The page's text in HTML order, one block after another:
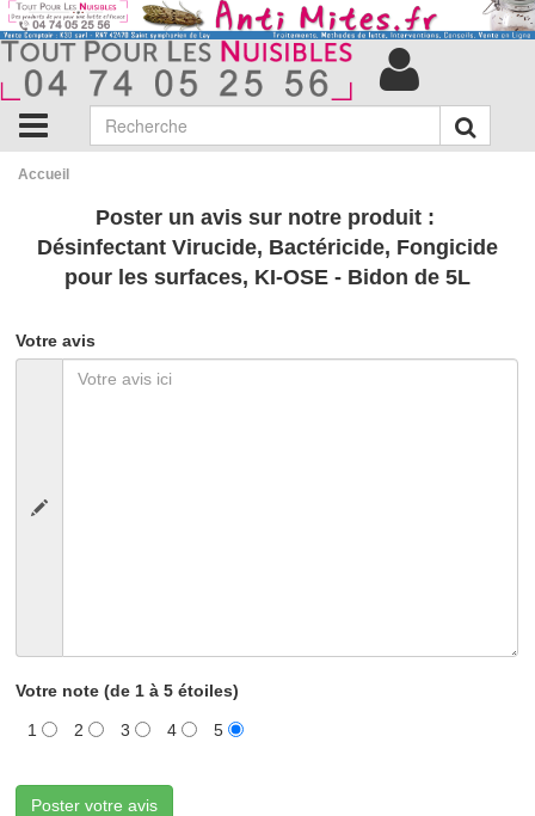
Accueil
Poster un avis sur notre produit :
Désinfectant Virucide, Bactéricide, Fongicide
pour les surfaces, KI-OSE - Bidon de 5L
Votre avis
Votre note (de 1 à 5 étoiles)
1 2 3 4 5
Poster votre avis